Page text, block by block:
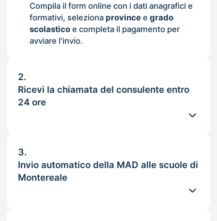
Compila il form online con i dati anagrafici e
formativi, seleziona provincee grado
scolasticoe completa il pagamento per
avviare l'invio.
2.
Ricevi la chiamata del consulente entro
24 ore
3.
Invio automatico della MAD alle scuole di
Montereale